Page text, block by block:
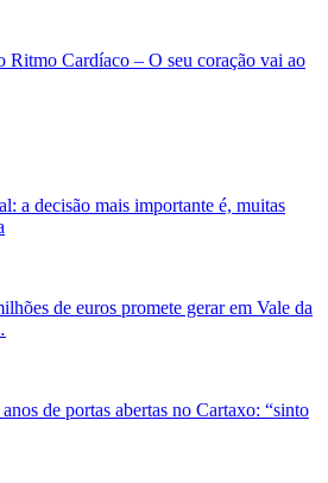
Ritmo Cardíaco – O seu coração vai ao
a decisão mais importante é, muitas
de euros promete gerar em Vale da
de portas abertas no Cartaxo: “sinto